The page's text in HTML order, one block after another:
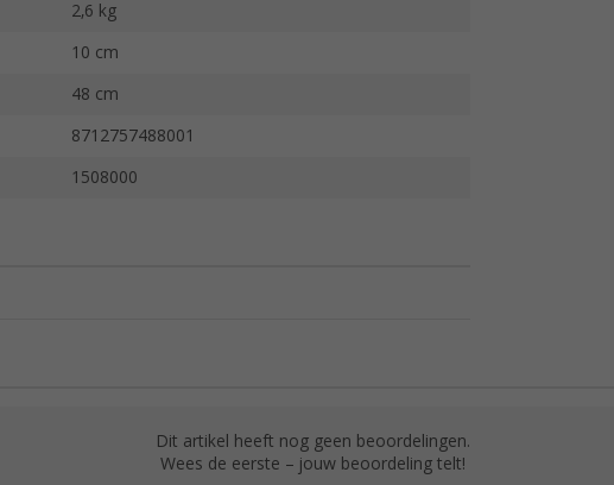
2,6 kg
10 cm
48 cm
8712757488001
1508000
Dit artikel heeft nog geen beoordelingen.
Wees de eerste – jouw beoordeling telt!